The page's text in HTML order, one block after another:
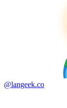
@langeek.co